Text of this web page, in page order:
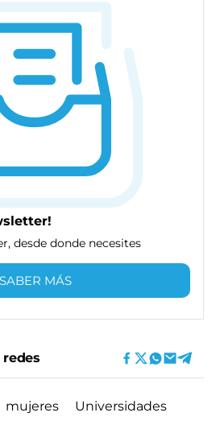
desde donde necesites
SABER MÁS
mujeres Universidades